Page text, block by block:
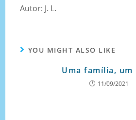
Autor: J. L.
YOU MIGHT ALSO LIKE
Uma família, um
11/09/2021